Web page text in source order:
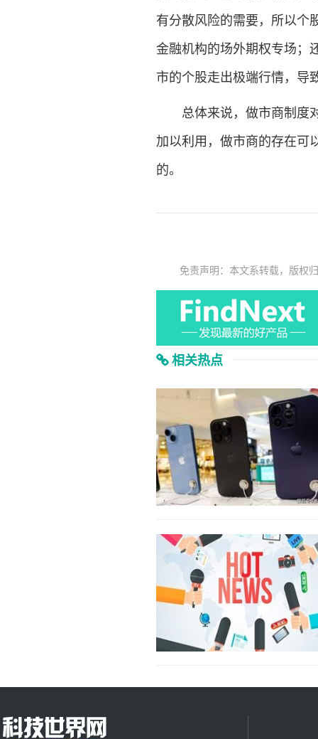
有分散风险的需要，所以个
金融机构的场外期权专场；
市的个股走出极端行情，导
总体来说，做市商制度对
加以利用，做市商的存在可
的。
免责声明：本文系转载，版权
相关热点